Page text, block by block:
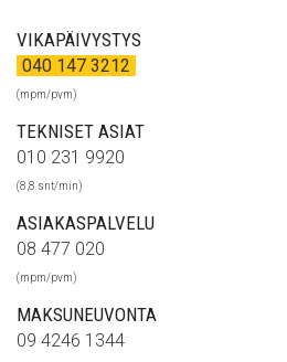
VIKAPÄIVYSTYS
040 147 3212
(mpm/pvm)
TEKNISET ASIAT
010 231 9920
(8,8 snt/min)
ASIAKASPALVELU
08 477 020
(mpm/pvm)
MAKSUNEUVONTA
09 4246 1344